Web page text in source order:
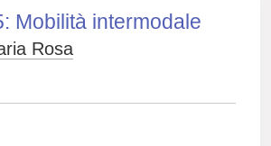
Mobilità intermodale
Rosa